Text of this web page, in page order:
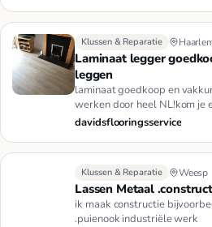
Klussen & Reparatie
Laminaat legger
leggen
laminaat goedkoop en
werken door heel NL!kom je
het werk liever ui…
davidsflooringsservice
Klussen & Reparatie Weesp
Lassen Metaal
ik maak constructie
.puienook industriële werk